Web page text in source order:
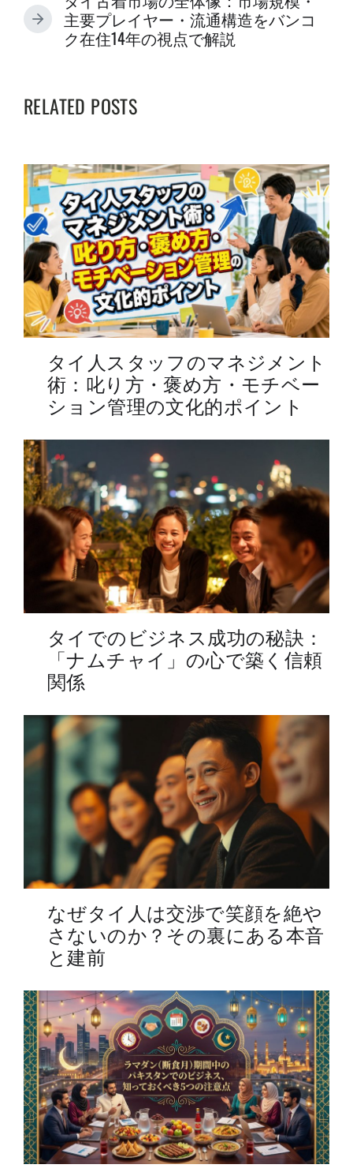
V
I
P
T
:
N
P
O
T
:
主要プレイヤー・流通構造をバンコ
ク在住14年の視点で解説
RELATED POSTS
タイ人スタッフのマネジメント
術：叱り方・褒め方・モチベー
ション管理の文化的ポイント
タイでのビジネス成功の秘訣：
「ナムチャイ」の心で築く信頼
関係
なぜタイ人は交渉で笑顔を絶や
さないのか？その裏にある本音
と建前